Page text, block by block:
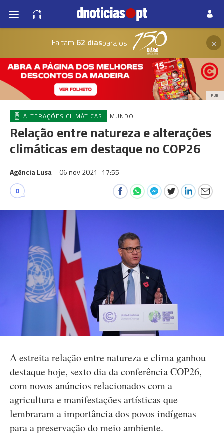
Faltam 62 diaspara os ×
PUB
ALTERAÇÕES CLIMÁTICAS MUNDO
Relação entre natureza e alterações
climáticas em destaque no COP26
Agência Lusa 06 nov 2021 17:55
0
A estreita relação entre natureza e clima ganhou
destaque hoje, sexto dia da conferência COP26,
com novos anúncios relacionados com a
agricultura e manifestações artísticas que
lembraram a importância dos povos indígenas
para a preservação do meio ambiente.